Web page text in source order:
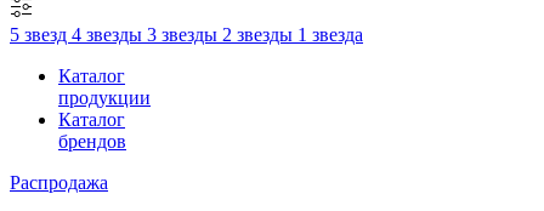
5 звезд 4 звезды 3 звезды 2 звезды 1 звезда
Каталог
продукции
Каталог
брендов
Распродажа